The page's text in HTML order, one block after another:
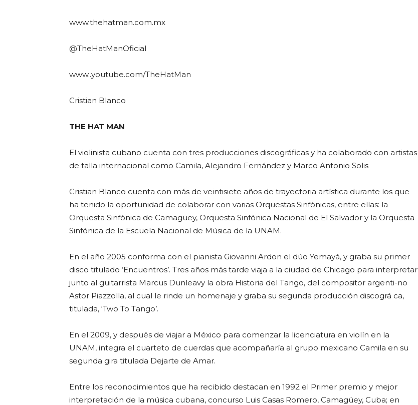
www.thehatman.com.mx
@TheHatManOficial
www..youtube.com/TheHatMan
Cristian Blanco
THE HAT MAN
El violinista cubano cuenta con tres producciones discográficas y ha colaborado con artistas
de talla internacional como Camila, Alejandro Fernández y Marco Antonio Solis
Cristian Blanco cuenta con más de veintisiete años de trayectoria artística durante los que
ha tenido la oportunidad de colaborar con varias Orquestas Sinfónicas, entre ellas: la
Orquesta Sinfónica de Camagüey, Orquesta Sinfónica Nacional de El Salvador y la Orquesta
Sinfónica de la Escuela Nacional de Música de la UNAM.
En el año 2005 conforma con el pianista Giovanni Ardon el dúo Yemayá, y graba su primer
disco titulado ‘Encuentros’. Tres años más tarde viaja a la ciudad de Chicago para interpretar
junto al guitarrista Marcus Dunleavy la obra Historia del Tango, del compositor argenti-no
Astor Piazzolla, al cual le rinde un homenaje y graba su segunda producción discográ ca,
titulada, ‘Two To Tango’.
En el 2009, y después de viajar a México para comenzar la licenciatura en violín en la
UNAM, integra el cuarteto de cuerdas que acompañaría al grupo mexicano Camila en su
segunda gira titulada Dejarte de Amar.
Entre los reconocimientos que ha recibido destacan en 1992 el Primer premio y mejor
interpretación de la música cubana, concurso Luis Casas Romero, Camagüey, Cuba; en